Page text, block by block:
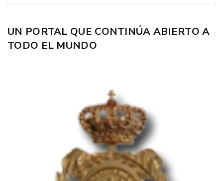
UN PORTAL QUE CONTINÚA ABIERTO A
TODO EL MUNDO